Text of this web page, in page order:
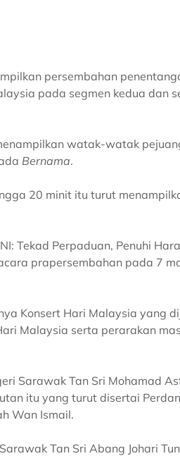
persembahan
pada segmen kedua dan
watak-watak
Bernama.
20 minit itu turut
Tekad Perpaduan, Penuhi
prapersembahan pada 7
Konsert Hari Malaysia yang
Malaysia serta perarakan
Sarawak Tan Sri Mohamad
itu yang turut disertai
Wan Ismail.
Tan Sri Abang Johari